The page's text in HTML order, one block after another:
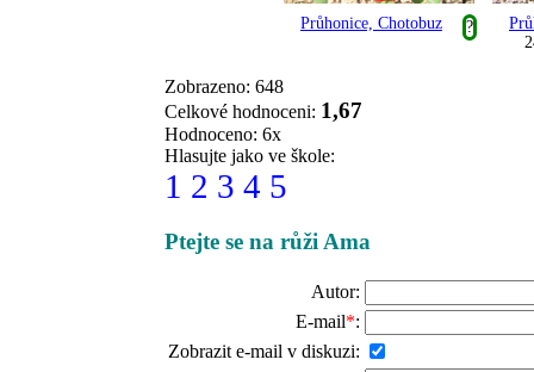
Průhonice, Chotobuz ?
Zobrazeno: 648
Celkové hodnoceni: 1,67
Hodnoceno: 6x
Hlasujte jako ve škole:
1 2 3 4 5
Ptejte se na růži Ama
Autor:
E-mail*:
Zobrazit e-mail v diskuzi: